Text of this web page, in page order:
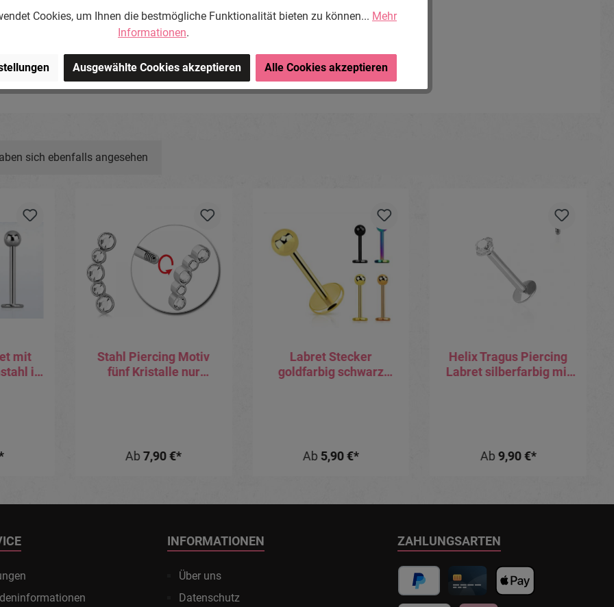
Deutschland.
sich ebenfalls angesehen
mit
in
Stahl Piercing Motiv
fünf Kristalle nur
Ab 7,90 €*
Labret Stecker
goldfarbig schwarz
Ab 5,90 €*
Helix Tragus Piercing
Labret silberfarbig mit
Ab 9,90 €*
INFORMATIONEN
Über uns
Datenschutz
ZAHLUNGSARTEN
Cookies, um Ihnen die bestmögliche Funktionalität bieten zu können... Mehr
Informationen.
Ausgewählte Cookies akzeptieren Alle Cookies akzeptieren